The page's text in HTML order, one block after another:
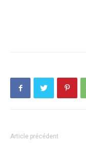
Article précédent